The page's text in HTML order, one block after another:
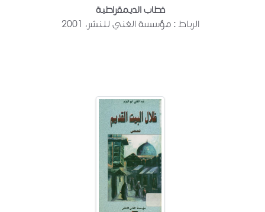
خطاب الديمقراطية
الرباط : مؤسسة الغني للنشر، 2001